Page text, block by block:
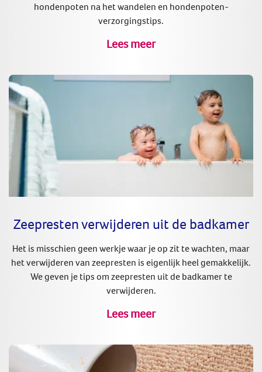
hondenpoten na het wandelen en hondenpoten-
verzorgingstips.
Lees meer
Zeepresten verwijderen uit de badkamer
Het is misschien geen werkje waar je op zit te wachten, maar
het verwijderen van zeepresten is eigenlijk heel gemakkelijk.
We geven je tips om zeepresten uit de badkamer te
verwijderen.
Lees meer